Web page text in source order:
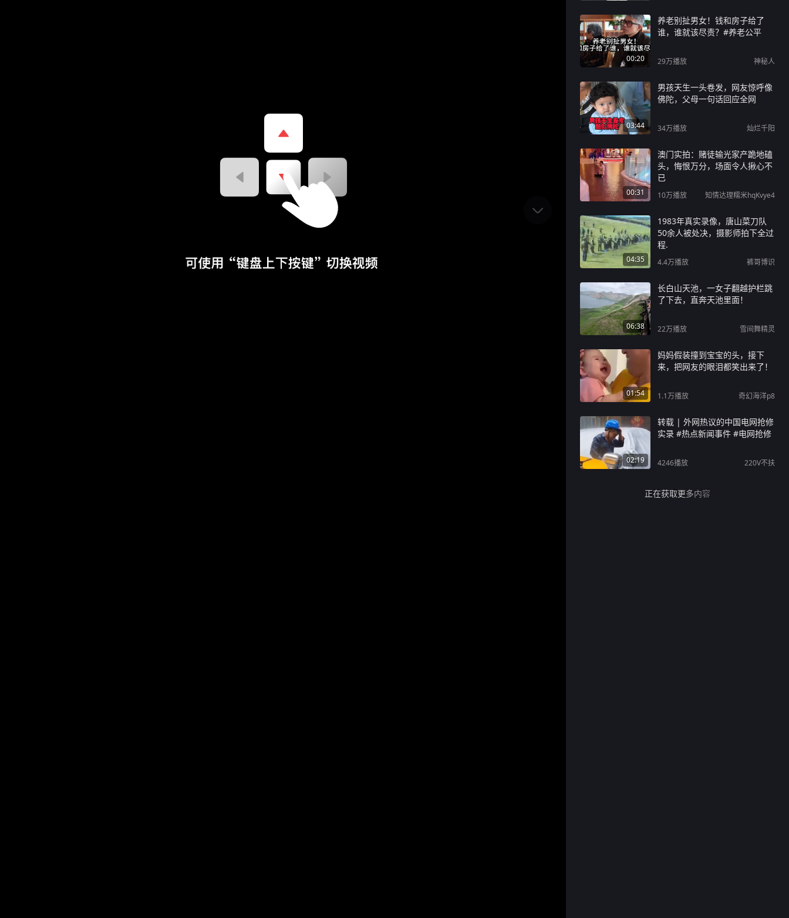
00:20
养老别扯男女！钱和房子给了
谁，谁就该尽责？#养老公平
29万播放 神秘人
03:44
男孩天生一头卷发，网友惊呼像
佛陀，父母一句话回应全网
34万播放 灿烂千阳
00:31
澳门实拍：赌徒输光家产跪地磕
头，悔恨万分，场面令人揪心不
已
10万播放 知情达理糯米hqKvye4
04:35
1983年真实录像，唐山菜刀队
50余人被处决，摄影师拍下全过
程.
4.4万播放 裤哥博识
06:38
长白山天池，一女子翻越护栏跳
了下去，直奔天池里面！
22万播放 雪间舞精灵
01:54
妈妈假装撞到宝宝的头，接下
来，把网友的眼泪都笑出来了！
1.1万播放 奇幻海洋p8
02:19
转载 | 外网热议的中国电网抢修
实录 #热点新闻事件 #电网抢修
4246播放 220V不扶
正在获取更多内容